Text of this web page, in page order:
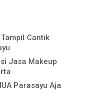
Cantik
Jasa Makeup
Parasayu Aja